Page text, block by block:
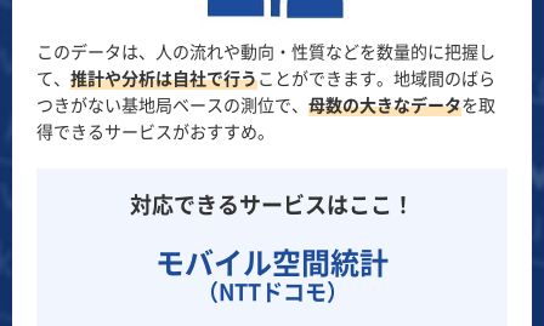
このデータは、人の流れや動向・性質などを数量的に把握し
て、 推計や分析は自社で行うことができます。地域間のばら
つきがない基地局ベースの測位で、 母数の大きなデータを取
得できるサービスがおすすめ。
対応できるサービスはここ！
モバイル空間統計
（NTTドコモ）